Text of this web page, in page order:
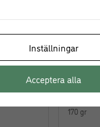
89,00
170 gr
Inställningar
Acceptera alla